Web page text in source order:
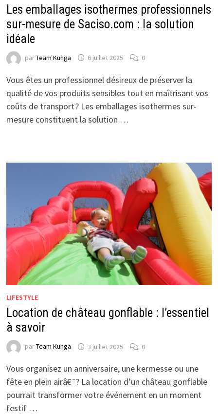
Les emballages isothermes professionnels
sur-mesure de Saciso.com : la solution
idéale
parTeam Kunga 6 juillet 2025 0
Vous êtes un professionnel désireux de préserver la
qualité de vos produits sensibles tout en maîtrisant vos
coûts de transport ? Les emballages isothermes sur-
mesure constituent la solution …
LIFESTYLE
Location de château gonflable : l’essentiel
à savoir
parTeam Kunga 3 juillet 2025 0
Vous organisez un anniversaire, une kermesse ou une
fête en plein airâ€¯? La location d’un château gonflable
pourrait transformer votre événement en un moment
festif …